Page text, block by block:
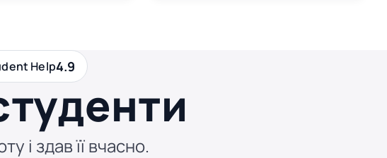
Help4.9
і здав її вчасно.